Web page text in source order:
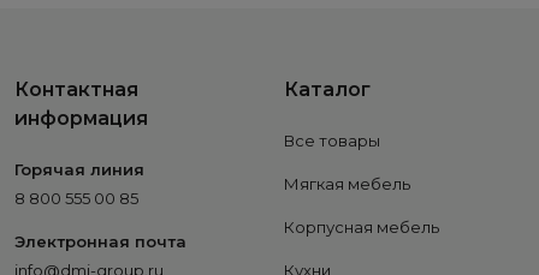
Контактная
информация
Горячая линия
8 800 555 00 85
Электронная почта
info@dmi-group.ru
Каталог
Все товары
Мягкая мебель
Корпусная мебель
Кухни